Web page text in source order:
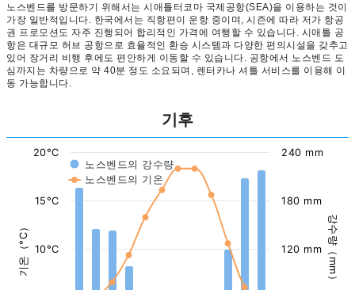
노스벤드를 방문하기 위해서는 시애틀터코마 국제공항(SEA)을 이용하는 것이
가장 일반적입니다. 한국에서는 직항편이 운항 중이며, 시즌에 따라 저가 항공
권 프로모션도 자주 진행되어 합리적인 가격에 여행할 수 있습니다. 시애틀 공
항은 대규모 허브 공항으로 효율적인 환승 시스템과 다양한 편의시설을 갖추고
있어 장거리 비행 후에도 편안하게 이동할 수 있습니다. 공항에서 노스벤드 도
심까지는 차량으로 약 40분 정도 소요되며, 렌터카나 셔틀 서비스를 이용해 이
동 가능합니다.
기후
기온（°C） 강수량（mm）
노스벤드의 강수량
노스벤드의 기온
10°C
15°C
20°C
120 mm
180 mm
240 mm